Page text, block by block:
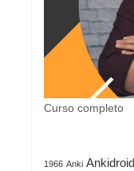
Curso completo
1966 Anki Ankidroid